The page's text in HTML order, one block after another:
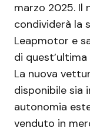
marzo 2025. Il
condividerà la
Leapmotor e
di
La nuova
disponibile sia
autonomia
venduto in